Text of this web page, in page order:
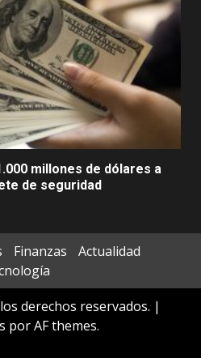
millones de dólares a
de seguridad
Finanzas
Actualidad
derechos reservados. |
por AF themes.